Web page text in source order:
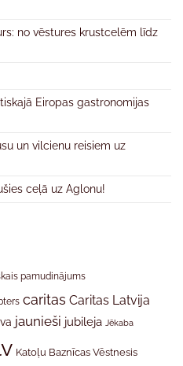
no vēstures krustcelēm līdz
Eiropas gastronomijas
un vilcienu reisiem uz
ceļā uz Aglonu!
pamudinājums
caritas Caritas Latvija
jaunieši jubileja Jēkaba
Katoļu Baznīcas Vēstnesis